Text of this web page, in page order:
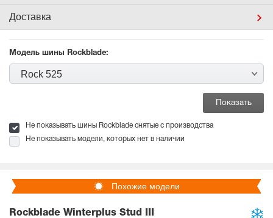
Доставка
Модель шины Rockblade:
Rock 525
Не показывать шины Rockblade снятые с производства
Не показывать модели, которых нет в наличии
Похожие модели
Rockblade Winterplus Stud III